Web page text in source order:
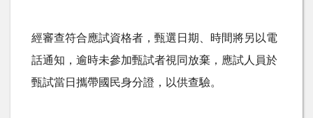
經審查符合應試資格者，甄選日期、時間將另以電
話通知，逾時未參加甄試者視同放棄，應試人員於
甄試當日攜帶國民身分證，以供查驗。